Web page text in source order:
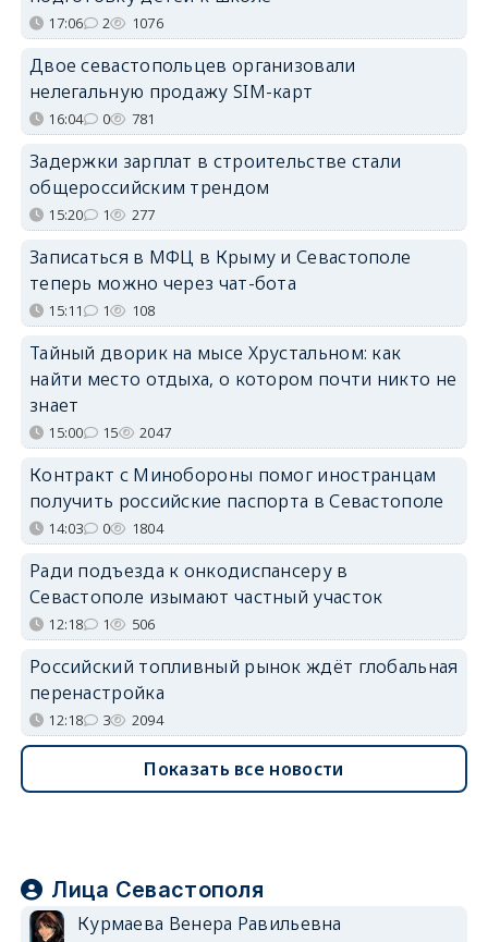
17:06 2 1076
Двое севастопольцев организовали
нелегальную продажу SIM-карт
16:04 0 781
Задержки зарплат в строительстве стали
общероссийским трендом
15:20 1 277
Записаться в МФЦ в Крыму и Севастополе
теперь можно через чат-бота
15:11 1 108
Тайный дворик на мысе Хрустальном: как
найти место отдыха, о котором почти никто не
знает
15:00 15 2047
Контракт с Минобороны помог иностранцам
получить российские паспорта в Севастополе
14:03 0 1804
Ради подъезда к онкодиспансеру в
Севастополе изымают частный участок
12:18 1 506
Российский топливный рынок ждёт глобальная
перенастройка
12:18 3 2094
Показать все новости
Лица Севастополя
Курмаева Венера Равильевна